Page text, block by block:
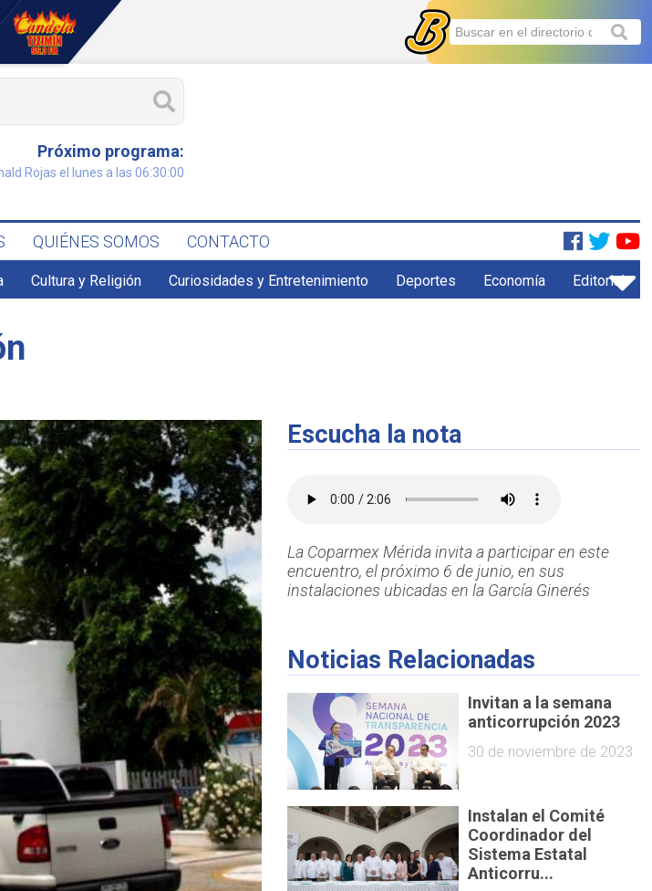
Próximo programa:
Rojas el lunes a las 06:30:00
QUIÉNES SOMOS CONTACTO
Cultura y Religión Curiosidades y Entretenimiento Deportes Economía Editorial
Escucha la nota
La Coparmex Mérida invita a participar en este
encuentro, el próximo 6 de junio, en sus
instalaciones ubicadas en la García Ginerés
Noticias Relacionadas
Invitan a la semana
anticorrupción 2023
30 de noviembre de 2023
Instalan el Comité
Coordinador del
Sistema Estatal
Anticorru...